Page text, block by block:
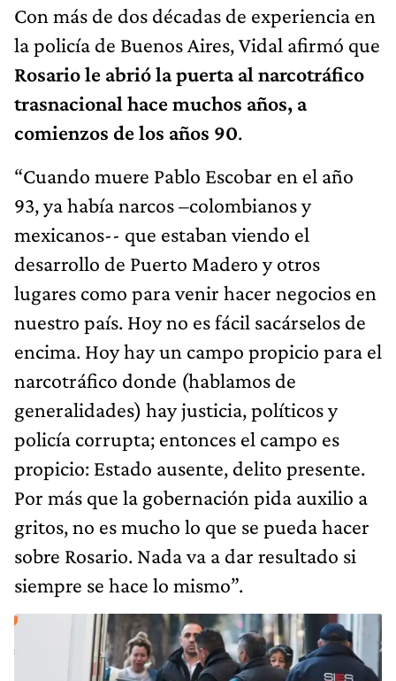
Con más de dos décadas de experiencia en
la policía de Buenos Aires, Vidal afirmó que
Rosario le abrió la puerta al narcotráfico
trasnacional hace muchos años, a
comienzos de los años 90.
“Cuando muere Pablo Escobar en el año
93, ya había narcos –colombianos y
mexicanos-- que estaban viendo el
desarrollo de Puerto Madero y otros
lugares como para venir hacer negocios en
nuestro país. Hoy no es fácil sacárselos de
encima. Hoy hay un campo propicio para el
narcotráfico donde (hablamos de
generalidades) hay justicia, políticos y
policía corrupta; entonces el campo es
propicio: Estado ausente, delito presente.
Por más que la gobernación pida auxilio a
gritos, no es mucho lo que se pueda hacer
sobre Rosario. Nada va a dar resultado si
siempre se hace lo mismo”.